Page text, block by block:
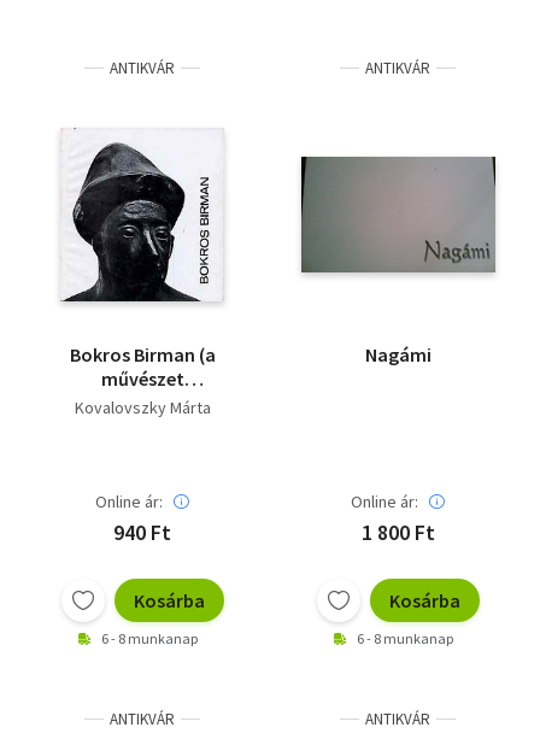
ANTIKVÁR
Bokros Birman (a
művészet
kiskönyvtára)
Kovalovszky Márta
Online ár:
940 Ft
Kosárba
6 - 8 munkanap
ANTIKVÁR
Nagámi
Online ár:
1 800 Ft
Kosárba
6 - 8 munkanap
ANTIKVÁR ANTIKVÁR